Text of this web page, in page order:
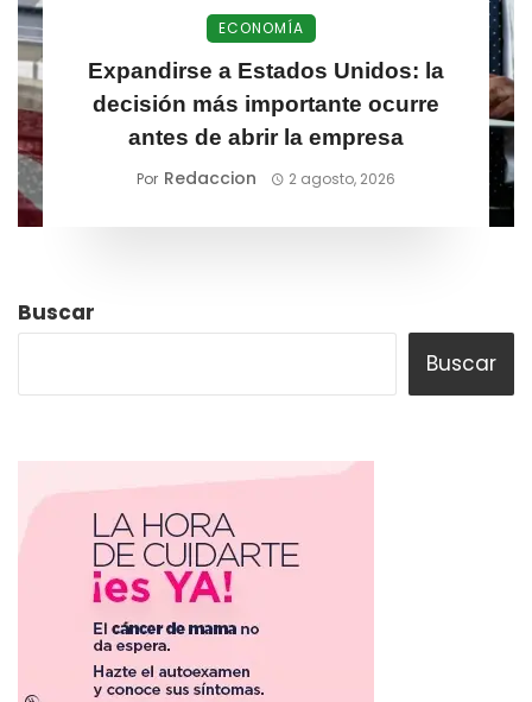
ECONOMÍA
Expandirse a Estados Unidos: la
decisión más importante ocurre
antes de abrir la empresa
Por Redaccion 2 agosto, 2026
Buscar
Buscar